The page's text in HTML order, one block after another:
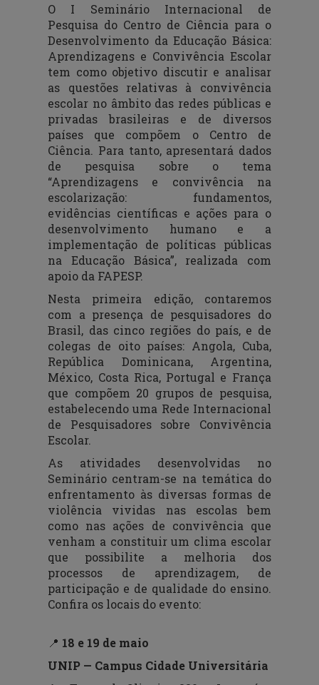
O I Seminário Internacional de
Pesquisa do Centro de Ciência para o
Desenvolvimento da Educação Básica:
Aprendizagens e Convivência Escolar
tem como objetivo discutir e analisar
as questões relativas à convivência
escolar no âmbito das redes públicas e
privadas brasileiras e de diversos
países que compõem o Centro de
Ciência. Para tanto, apresentará dados
de pesquisa sobre o tema
“Aprendizagens e convivência na
escolarização: fundamentos,
evidências científicas e ações para o
desenvolvimento humano e a
implementação de políticas públicas
na Educação Básica”, realizada com
apoio da FAPESP.
Nesta primeira edição, contaremos
com a presença de pesquisadores do
Brasil, das cinco regiões do país, e de
colegas de oito países: Angola, Cuba,
República Dominicana, Argentina,
México, Costa Rica, Portugal e França
que compõem 20 grupos de pesquisa,
estabelecendo uma Rede Internacional
de Pesquisadores sobre Convivência
Escolar.
As atividades desenvolvidas no
Seminário centram-se na temática do
enfrentamento às diversas formas de
violência vividas nas escolas bem
como nas ações de convivência que
venham a constituir um clima escolar
que possibilite a melhoria dos
processos de aprendizagem, de
participação e de qualidade do ensino.
Confira os locais do evento:
📍 18 e 19 de maio
UNIP — Campus Cidade Universitária